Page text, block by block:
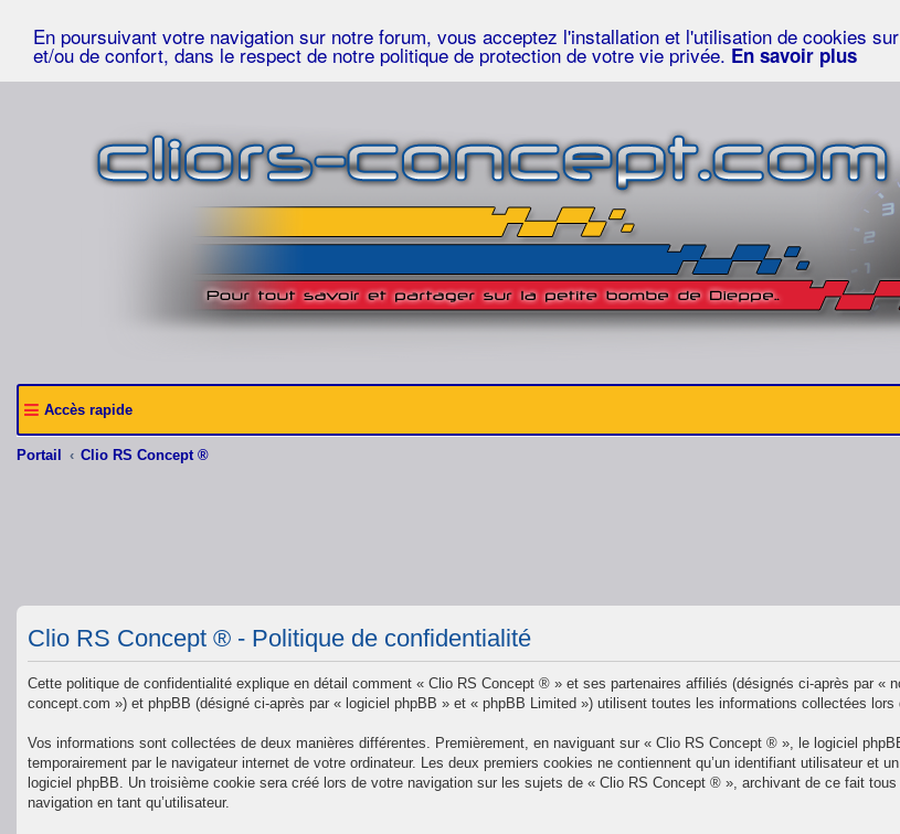
En poursuivant votre navigation sur notre forum, vous acceptez l'installation et l'utilisation de cookies
et/ou de confort, dans le respect de notre politique de protection de votre vie privée. En savoir plus
Accès rapide
Portail Clio RS Concept ®
Clio RS Concept ® - Politique de confidentialité
Cette politique de confidentialité explique en détail comment « Clio RS Concept ® » et ses partenaires affiliés (désignés ci-après par
concept.com ») et phpBB (désigné ci-après par « logiciel phpBB » et « phpBB Limited ») utilisent toutes les informations collectées
Vos informations sont collectées de deux manières différentes. Premièrement, en naviguant sur « Clio RS Concept ® », le logiciel
temporairement par le navigateur internet de votre ordinateur. Les deux premiers cookies ne contiennent qu’un identifiant utilisateur et
logiciel phpBB. Un troisième cookie sera créé lors de votre navigation sur les sujets de « Clio RS Concept ® », archivant de ce fait
navigation en tant qu’utilisateur.